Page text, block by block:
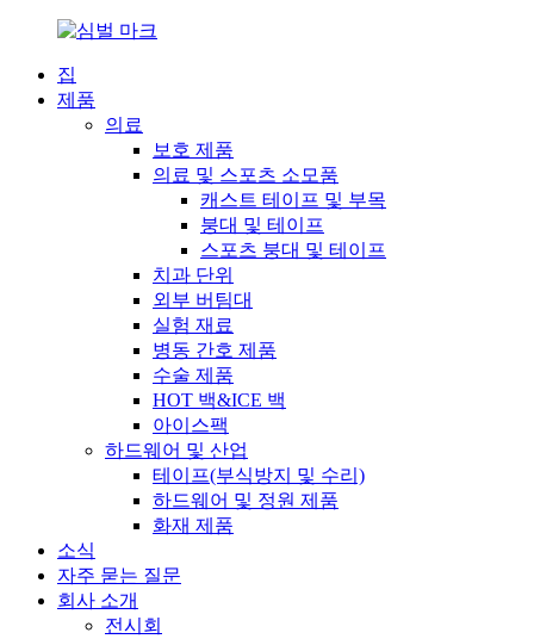
집
제품
의료
보호 제품
의료 및 스포츠 소모품
캐스트 테이프 및 부목
붕대 및 테이프
스포츠 붕대 및 테이프
치과 단위
외부 버팀대
실험 재료
병동 간호 제품
수술 제품
HOT 백&ICE 백
아이스팩
하드웨어 및 산업
테이프(부식방지 및 수리)
하드웨어 및 정원 제품
화재 제품
소식
자주 묻는 질문
회사 소개
전시회